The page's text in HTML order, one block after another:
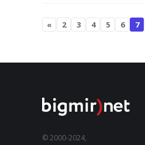
« 2 3 4 5 6 7
© 2000-2024,